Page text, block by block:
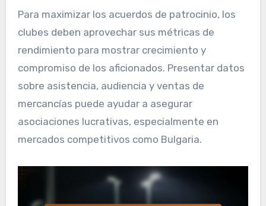
Para maximizar los acuerdos de patrocinio, los
clubes deben aprovechar sus métricas de
rendimiento para mostrar crecimiento y
compromiso de los aficionados. Presentar datos
sobre asistencia, audiencia y ventas de
mercancías puede ayudar a asegurar
asociaciones lucrativas, especialmente en
mercados competitivos como Bulgaria.